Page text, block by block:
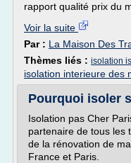
rapport qualité prix du
Voir la suite
Par : La Maison Des
Thèmes liés : isolation
isolation interieure des
Pourquoi isoler
Isolation pas Cher
partenaire de tous les
de la rénovation de
France et Paris.